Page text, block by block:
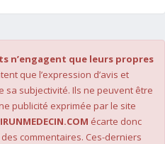
n’engagent que leurs propres
que l’expression d’avis et
sa subjectivité. Ils ne peuvent être
publicité exprimée par le site
écarte donc
commentaires. Ces-derniers